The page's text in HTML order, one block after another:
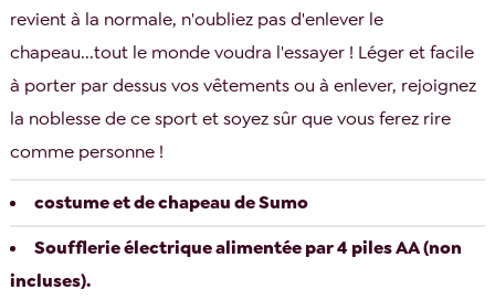
revient à la normale, n'oubliez pas d'enlever le
chapeau...tout le monde voudra l'essayer ! Léger et facile
à porter par dessus vos vêtements ou à enlever, rejoignez
la noblesse de ce sport et soyez sûr que vous ferez rire
comme personne !
costume et de chapeau de Sumo
Soufflerie électrique alimentée par 4 piles AA (non
incluses).